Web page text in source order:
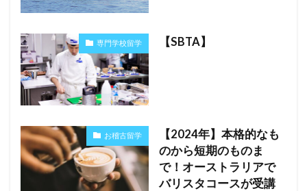
専門学校留学 【SBTA】
お稽古留学
【2024年】本格的なも
のから短期のものま
で！オーストラリアで
バリスタコースが受講